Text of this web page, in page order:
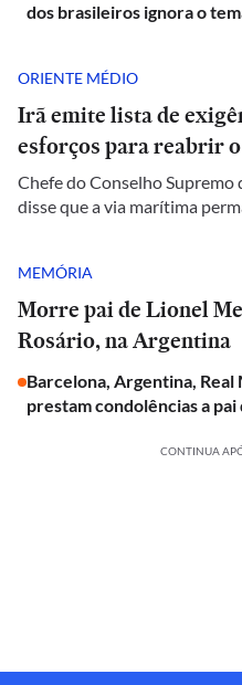
dos brasileiros ignora o
ORIENTE MÉDIO
Irã emite lista de
esforços para reabrir
Chefe do Conselho Supremo
disse que a via marítima
MEMÓRIA
Morre pai de Lionel
Rosário, na Argentina
Barcelona, Argentina,
prestam condolências a pai
CONTINUA